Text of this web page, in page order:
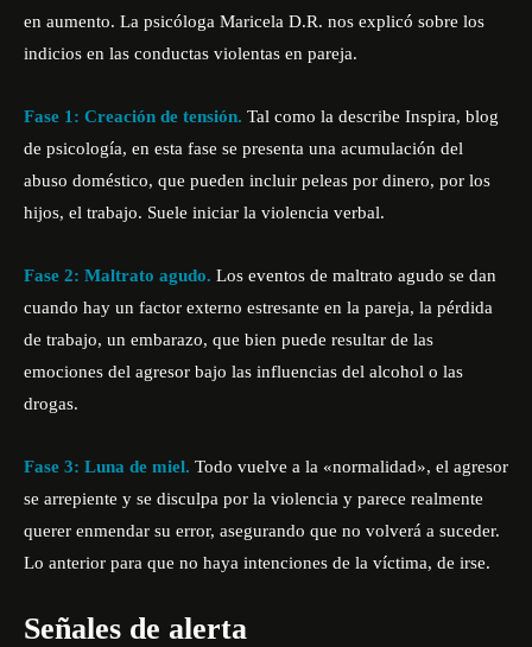
en aumento. La psicóloga Maricela D.R. nos explicó sobre los
indicios en las conductas violentas en pareja.
Fase 1: Creación de tensión. Tal como la describe Inspira, blog
de psicología, en esta fase se presenta una acumulación del
abuso doméstico, que pueden incluir peleas por dinero, por los
hijos, el trabajo. Suele iniciar la violencia verbal.
Fase 2: Maltrato agudo. Los eventos de maltrato agudo se dan
cuando hay un factor externo estresante en la pareja, la pérdida
de trabajo, un embarazo, que bien puede resultar de las
emociones del agresor bajo las influencias del alcohol o las
drogas.
Fase 3: Luna de miel. Todo vuelve a la «normalidad», el agresor
se arrepiente y se disculpa por la violencia y parece realmente
querer enmendar su error, asegurando que no volverá a suceder.
Lo anterior para que no haya intenciones de la víctima, de irse.
Señales de alerta